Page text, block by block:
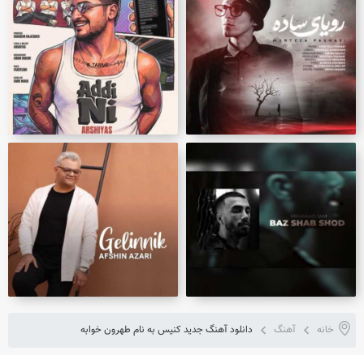
خانه آهنگ دانلود آهنگ جدید کنیس به نام طهرون خوابه